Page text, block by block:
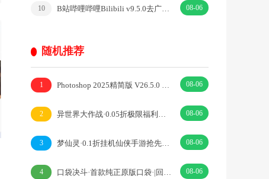
10 B站哔哩哔哩Bilibili v9.5.0去广告内置漫游模块版 08-06
随机推荐
1 Photoshop 2025精简版 V26.5.0 绿色便携版 08-06
2 异世界大作战·0.05折极限福利回合仙侠手游·|回合·仙侠 08-06
3 梦仙灵·0.1折挂机仙侠手游抢先体验·|仙侠·挂机 08-06
4 口袋决斗·首款纯正原版口袋·|回合·动漫 08-06